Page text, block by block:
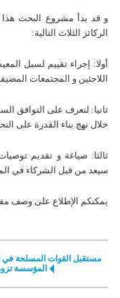
و قد بدأ مشروع البحث
الركائز الثلاث التالية:
أولا: إجراء تقييم لسبل
اللاجئين و المجتمعات
ثانيا: لتعرف على التوافق
خلال نهج بناء القدرة على
ثالثا: صياغة و تقديم
سيعد من قبل الشركاء في
يمكنكم الإطلاع على وصف
مستقبل القوات المسلحة في
المؤسسة